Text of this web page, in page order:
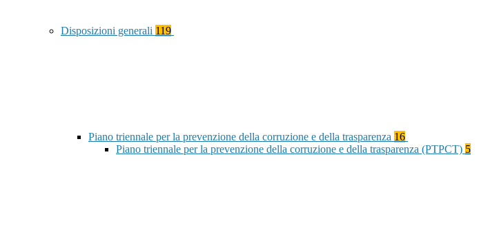
Disposizioni generali 119
Piano triennale per la prevenzione della corruzione e della trasparenza 16
Piano triennale per la prevenzione della corruzione e della trasparenza (PTPCT) 5